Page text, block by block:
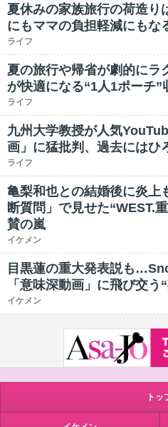
夏休みの家族旅行の荷造り
にもママの負担軽減にもな
ライフ
夏の旅行や帰省が劇的にラ
が快適になる“1人1ポーチ”
ライフ
九州大学教授が人気
画」に猛批判、過去には
ライフ
亀梨和也との結婚後に炎
断質問」で見せた“WEST.
賛の嵐
イケメン
目黒蓮の重大発表説も
「意味深動画」に飛び交
イケメン
トッ